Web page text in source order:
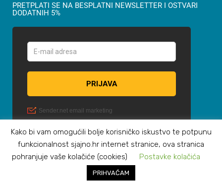
PRETPLATI SE NA BESPLATNI NEWSLETTER I OSTVARI
DODATNIH 5%
© Sva prava zadržana OKTAN NAUTIKA d.o.o.
Kako bi vam omogućili bolje korisničko iskustvo te potpunu
funkcionalnost sjajno.hr internet stranice, ova stranica
pohranjuje vaše kolačiće (cookies)
Postavke kolačića
PRIHVAĆAM